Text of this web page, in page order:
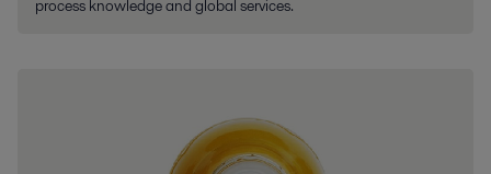
process knowledge and global services.